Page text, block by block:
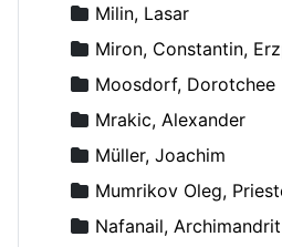
Milin, Lasar
Miron, Constantin,
Moosdorf, Dorotchee
Mrakic, Alexander
Müller, Joachim
Mumrikov Oleg,
Nafanail, Archimandrit